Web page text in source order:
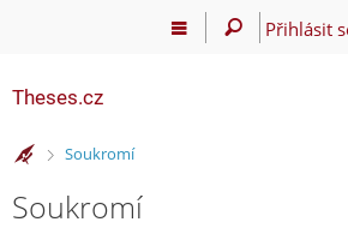
Přihlásit
Theses.cz
>
Soukromí
Soukromí